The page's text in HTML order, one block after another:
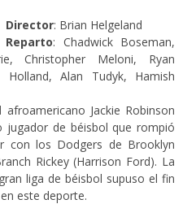
Director: Brian Helgeland
Reparto: Chadwick Boseman,
Christopher Meloni, Ryan
Alan Tudyk, Hamish
Jackie Robinson
jugador de béisbol que rompió
con los Dodgers de Brooklyn
Rickey (Harrison Ford). La
liga de béisbol supuso el fin
este deporte.